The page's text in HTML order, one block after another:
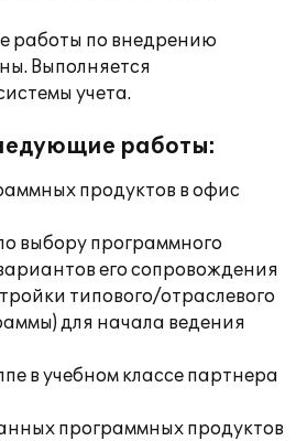
работы по внедрению
Выполняется
учета.
работы:
продуктов в офис
выбору программного
его сопровождения
типового/отраслевого
для начала ведения
в учебном классе партнера
программных продуктов